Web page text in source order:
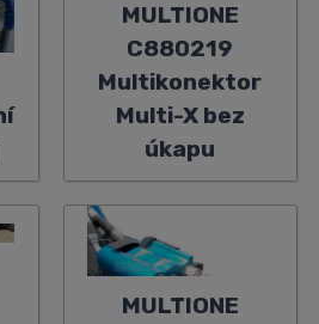
MULTIONE
C880219
Multikonektor
Multi-X bez
úkapu
MULTIONE